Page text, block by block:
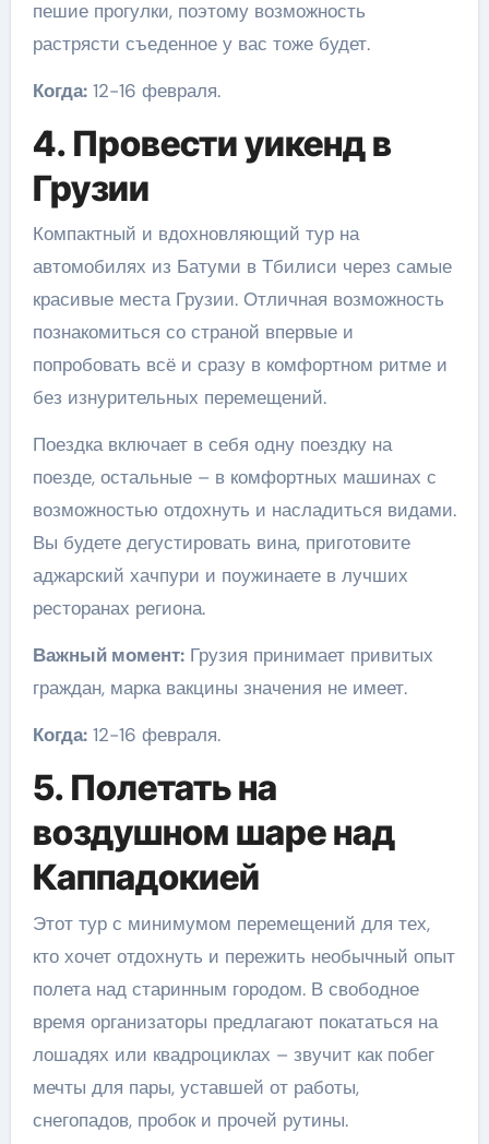
пешие прогулки, поэтому возможность
растрясти съеденное у вас тоже будет.
Когда:12-16 февраля.
4. Провести уикенд в
Грузии
Компактный и вдохновляющий тур на
автомобилях из Батуми в Тбилиси через самые
красивые места Грузии. Отличная возможность
познакомиться со страной впервые и
попробовать всё и сразу в комфортном ритме и
без изнурительных перемещений.
Поездка включает в себя одну поездку на
поезде, остальные – в комфортных машинах с
возможностью отдохнуть и насладиться видами.
Вы будете дегустировать вина, приготовите
аджарский хачпури и поужинаете в лучших
ресторанах региона.
Важный момент:Грузия принимает привитых
граждан, марка вакцины значения не имеет.
Когда:12-16 февраля.
5. Полетать на
воздушном шаре над
Каппадокией
Этот тур с минимумом перемещений для тех,
кто хочет отдохнуть и пережить необычный опыт
полета над старинным городом. В свободное
время организаторы предлагают покататься на
лошадях или квадроциклах – звучит как побег
мечты для пары, уставшей от работы,
снегопадов, пробок и прочей рутины.